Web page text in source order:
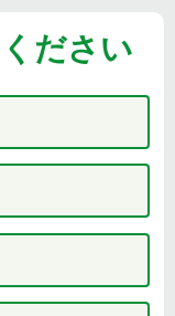
ださい